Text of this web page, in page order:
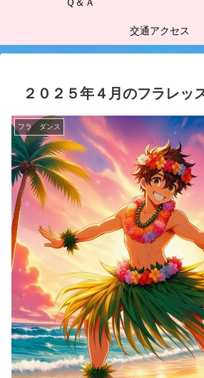
Ｑ＆Ａ
交通アクセス
２０２５年４月のフラレッ
フラ ダンス